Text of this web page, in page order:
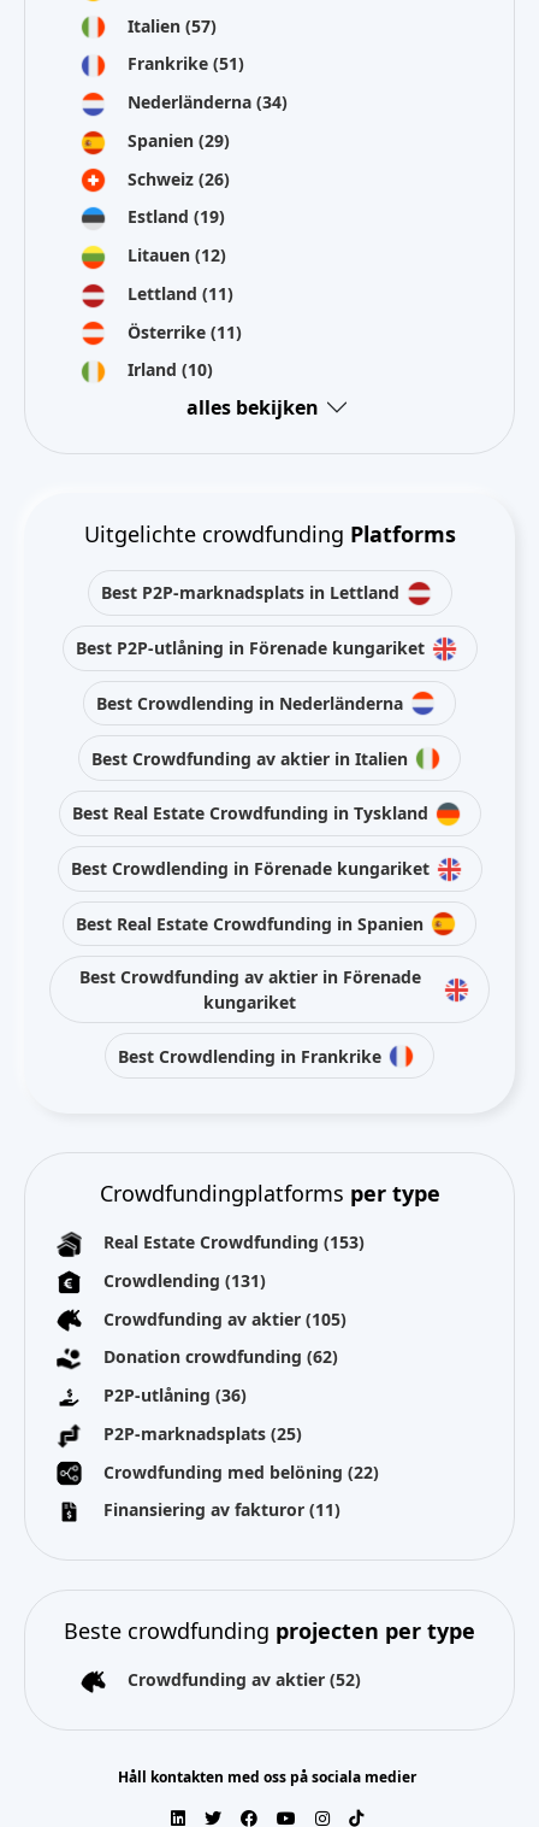
Italien (57)
Frankrike (51)
Nederländerna (34)
Spanien (29)
Schweiz (26)
Estland (19)
Litauen (12)
Lettland (11)
Österrike (11)
Irland (10)
alles bekijken
Uitgelichte crowdfunding Platforms
Best P2P-marknadsplats in Lettland
Best P2P-utlåning in Förenade kungariket
Best Crowdlending in Nederländerna
Best Crowdfunding av aktier in Italien
Best Real Estate Crowdfunding in Tyskland
Best Crowdlending in Förenade kungariket
Best Real Estate Crowdfunding in Spanien
Best Crowdfunding av aktier in Förenade
kungariket
Best Crowdlending in Frankrike
Crowdfundingplatforms per type
Real Estate Crowdfunding (153)
Crowdlending (131)
Crowdfunding av aktier (105)
Donation crowdfunding (62)
P2P-utlåning (36)
P2P-marknadsplats (25)
Crowdfunding med belöning (22)
Finansiering av fakturor (11)
Beste crowdfunding projecten per type
Crowdfunding av aktier (52)
Håll kontakten med oss på sociala medier